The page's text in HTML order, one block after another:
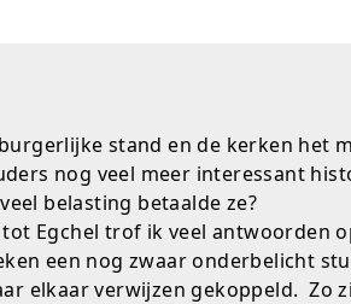
stand en de kerken het
nog veel meer interessant
belasting betaalde ze?
Egchel trof ik veel antwoorden
een nog zwaar onderbelicht
elkaar verwijzen gekoppeld. Zo